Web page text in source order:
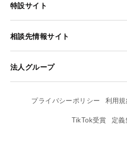
特設サイト
相談先情報サイト
法人グループ
プライバシーポリシー 利用規
TikTok受賞 定義